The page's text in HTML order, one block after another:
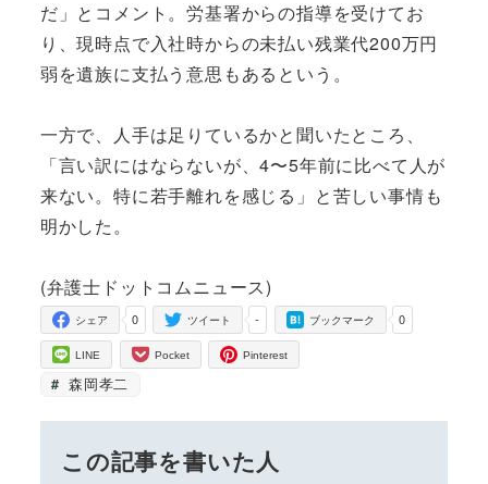
だ」とコメント。労基署からの指導を受けてお
り、現時点で入社時からの未払い残業代200万円
弱を遺族に支払う意思もあるという。
一方で、人手は足りているかと聞いたところ、
「言い訳にはならないが、4〜5年前に比べて人が
来ない。特に若手離れを感じる」と苦しい事情も
明かした。
(弁護士ドットコムニュース)
0
シェア -
ツイート 0
ブックマーク
LINE Pocket Pinterest
森岡孝二
この記事を書いた人